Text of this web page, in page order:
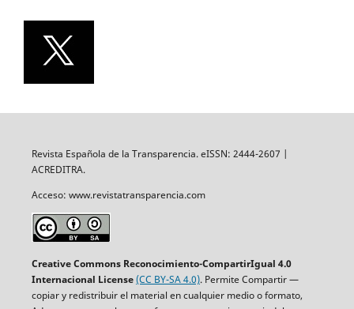
Revista Española de la Transparencia. eISSN: 2444-2607 |
ACREDITRA.
Acceso: www.revistatransparencia.com
Creative Commons Reconocimiento-CompartirIgual 4.0
Internacional License(CC BY-SA 4.0). Permite Compartir —
copiar y redistribuir el material en cualquier medio o formato,